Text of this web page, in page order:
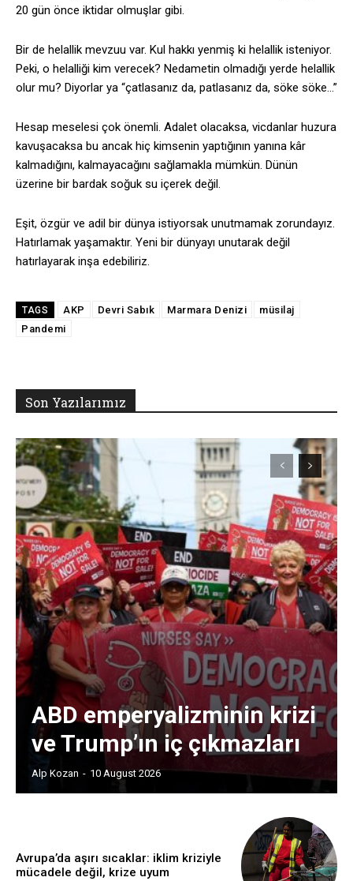
20 gün önce iktidar olmuşlar gibi.
Bir de helallik mevzuu var. Kul hakkı yenmiş ki helallik isteniyor.
Peki, o helalliği kim verecek? Nedametin olmadığı yerde helallik
olur mu? Diyorlar ya “çatlasanız da, patlasanız da, söke söke…”
Hesap meselesi çok önemli. Adalet olacaksa, vicdanlar huzura
kavuşacaksa bu ancak hiç kimsenin yaptığının yanına kâr
kalmadığını, kalmayacağını sağlamakla mümkün. Dünün
üzerine bir bardak soğuk su içerek değil.
Eşit, özgür ve adil bir dünya istiyorsak unutmamak zorundayız.
Hatırlamak yaşamaktır. Yeni bir dünyayı unutarak değil
hatırlayarak inşa edebiliriz.
TAGS AKP Devri Sabık Marmara Denizi
müsilaj
Pandemi
Son Yazılarımız
ABD emperyalizminin krizi
ve Trump’ın iç çıkmazları
Alp Kozan - 10 August 2026
Avrupa’da aşırı sıcaklar: iklim kriziyle
mücadele değil, krize uyum